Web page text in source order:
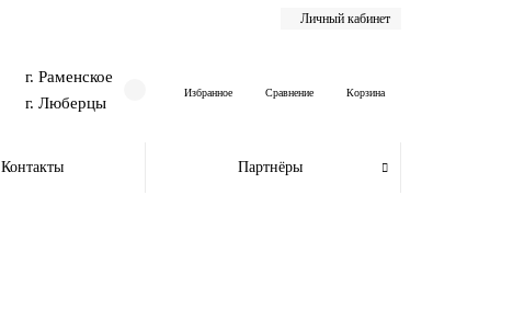
Личный кабинет
г. Раменское
г. Люберцы
Избранное Сравнение Корзина
Контакты Партнёры